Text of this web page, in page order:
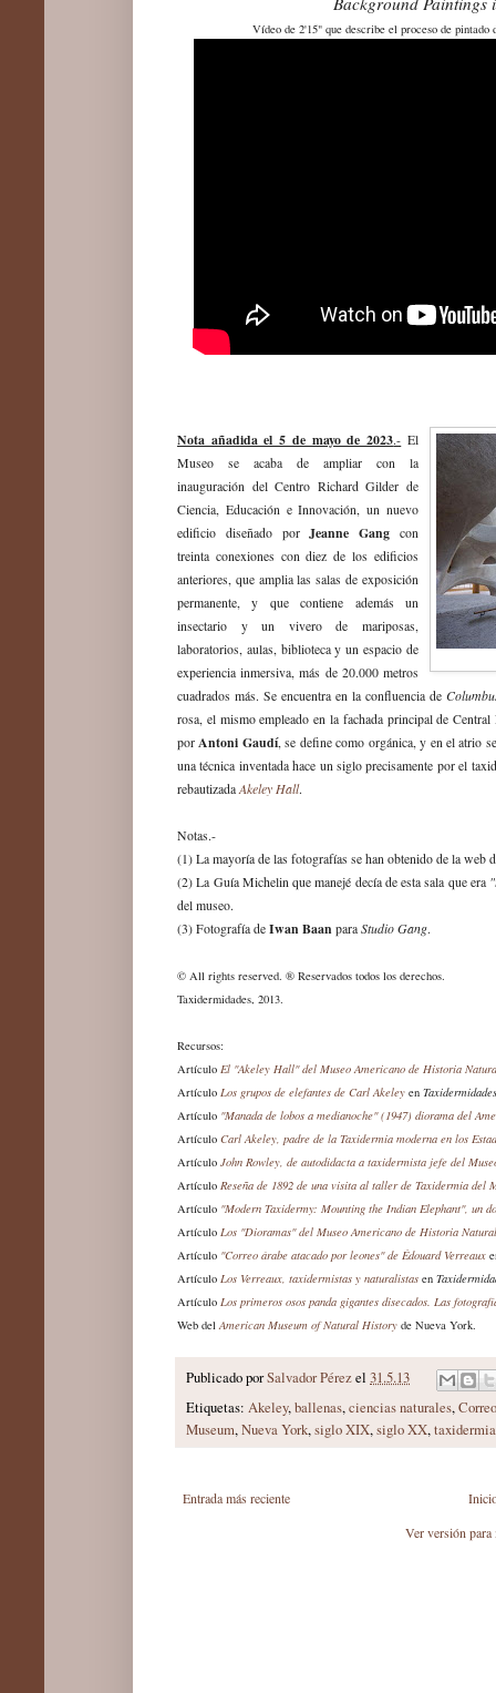
Vídeo de 2'15" que describe el proceso de pintado
Nota añadida el 5 de mayo de 2023.- El
Museo se acaba de ampliar con la
inauguración del Centro Richard Gilder de
Ciencia, Educación e Innovación, un nuevo
edificio diseñado porJeanne Gang con
treinta conexiones con diez de los edificios
anteriores, que amplia las salas de exposición
permanente, y que contiene además un
insectario y un vivero de mariposas,
laboratorios, aulas, biblioteca y un espacio de
experiencia inmersiva, más de 20.000 metros
cuadrados más. Se encuentra en la confluencia de
rosa, el mismo empleado en la fachada principal de
porAntoni Gaudí, se define como orgánica, y en el atrio
una técnica inventada hace un siglo precisamente por el
rebautizadaAkeley Hall.
Notas.-
(1) La mayoría de las fotografías se han obtenido de la web
(2) La Guía Michelin que manejé decía de esta sala que era
del museo.
(3) Fotografía de Iwan Baan para Studio Gang.
© All rights reserved. ® Reservados todos los derechos.
Taxidermidades, 2013.
Recursos:
Artículo El "Akeley Hall" del Museo Americano de Historia
Artículo Los grupos de elefantes de Carl Akeley en Taxidermidades
Artículo "Manada de lobos a medianoche" (1947) diorama del
Artículo Carl Akeley, padre de la Taxidermia moderna en los
Artículo John Rowley, de autodidacta a taxidermista jefe del
Artículo Reseña de 1892 de una visita al taller de Taxidermia del
Artículo "Modern Taxidermy: Mounting the Indian Elephant", un
Artículo Los "Dioramas" del Museo Americano de Historia
Artículo "Correo árabe atacado por leones" de Édouard Verreaux
Artículo Los Verreaux, taxidermistas y naturalistas en
Artículo Los primeros osos panda gigantes disecados. Las
Web delAmerican Museum of Natural History de Nueva York.
Publicado porSalvador Pérezel 31.5.13
Etiquetas: Akeley,ballenas,ciencias naturales,
Museum,Nueva York,siglo XIX,siglo XX,taxidermia
Entrada más reciente
Ver versión para